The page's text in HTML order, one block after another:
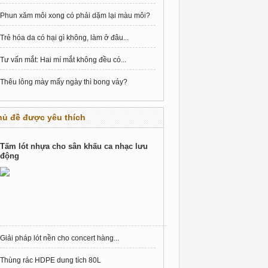
Phun xăm môi xong có phải dặm lại màu môi?
Trẻ hóa da có hại gì không, làm ở đâu...
Tư vấn mắt: Hai mí mắt không đều có...
Thêu lông mày mấy ngày thì bong vảy?
đề được yêu thích
Tấm lót nhựa cho sân khấu ca nhạc lưu
động
Giải pháp lót nền cho concert hàng...
Thùng rác HDPE dung tích 80L